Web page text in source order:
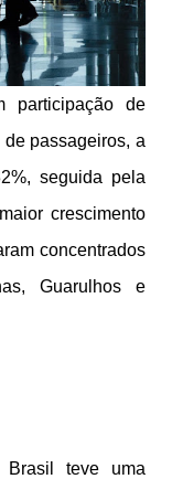
de
passageiros, a
seguida pela
crescimento
concentrados
Guarulhos e
teve uma